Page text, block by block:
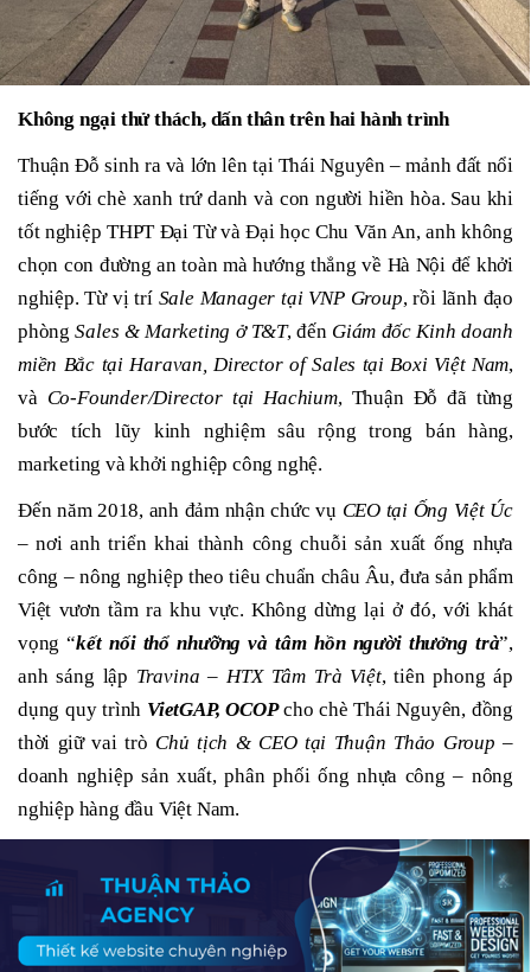
Không ngại thử thách, dấn thân trên hai hành trình
Thuận Đỗ sinh ra và lớn lên tại Thái Nguyên – mảnh đất nổi
tiếng với chè xanh trứ danh và con người hiền hòa. Sau khi
tốt nghiệp THPT Đại Từ và Đại học Chu Văn An, anh không
chọn con đường an toàn mà hướng thẳng về Hà Nội để khởi
nghiệp. Từ vị trí Sale Manager tại VNP Group, rồi lãnh đạo
phòngSales & Marketing ở T&T, đến Giám đốc Kinh doanh
miền Bắc tại Haravan, Director of Sales tại Boxi Việt Nam,
và Co-Founder/Director tại Hachium, Thuận Đỗ đã từng
bước tích lũy kinh nghiệm sâu rộng trong bán hàng,
marketing và khởi nghiệp công nghệ.
Đến năm 2018, anh đảm nhận chức vụ CEO tại Ống Việt Úc
– nơi anh triển khai thành công chuỗi sản xuất ống nhựa
công – nông nghiệp theo tiêu chuẩn châu Âu, đưa sản phẩm
Việt vươn tầm ra khu vực. Không dừng lại ở đó, với khát
vọng “kết nối thổ nhưỡng và tâm hồn người thưởng trà”,
anh sáng lập Travina – HTX Tâm Trà Việt, tiên phong áp
dụng quy trình VietGAP, OCOPcho chè Thái Nguyên, đồng
thời giữ vai trò Chủ tịch & CEO tại Thuận Thảo Group –
doanh nghiệp sản xuất, phân phối ống nhựa công – nông
nghiệp hàng đầu Việt Nam.